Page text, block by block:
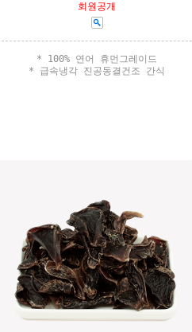
회원공개
* 100% 연어 휴먼그레이드
* 급속냉각 진공동결건조 간식